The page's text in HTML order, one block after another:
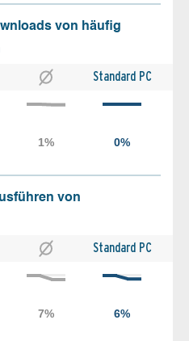
von häufig
Standard PC
von
Standard PC